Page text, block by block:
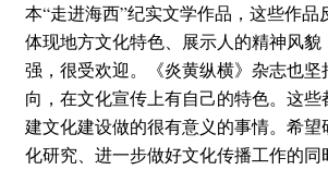
本“走进海西”纪实文学作品，这些作品
体现地方文化特色、展示人的精神风
强，很受欢迎。《炎黄纵横》杂志也
向，在文化宣传上有自己的特色。这
建文化建设做的很有意义的事情。希
化研究、进一步做好文化传播工作的